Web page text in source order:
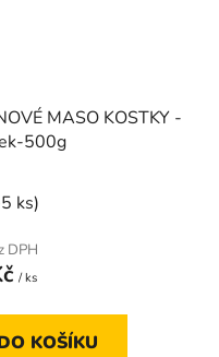
MASO KOSTKY -
500g
ks)
DPH
/ ks
KOŠÍKU